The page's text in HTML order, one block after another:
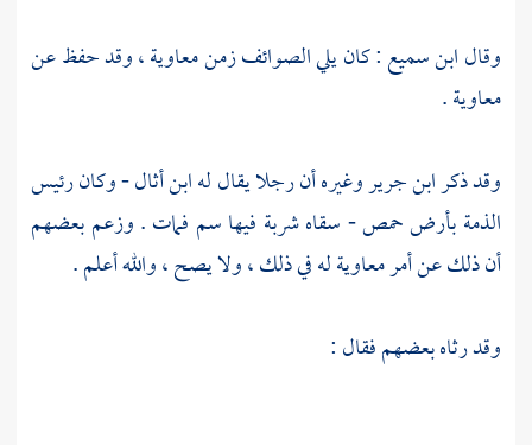
وقالابن سميع: كان يلي الصوائف زمنمعاوية، وقد حفظ عن
معاوية.
وقد ذكرابن جريروغيره أن رجلا يقال لهابن أثال- وكان رئيس
الذمة بأرضحمص- سقاه شربة فيها سم فمات . وزعم بعضهم
أن ذلك عن أمرمعاويةله في ذلك ، ولا يصح ، والله أعلم .
وقد رثاه بعضهم فقال :